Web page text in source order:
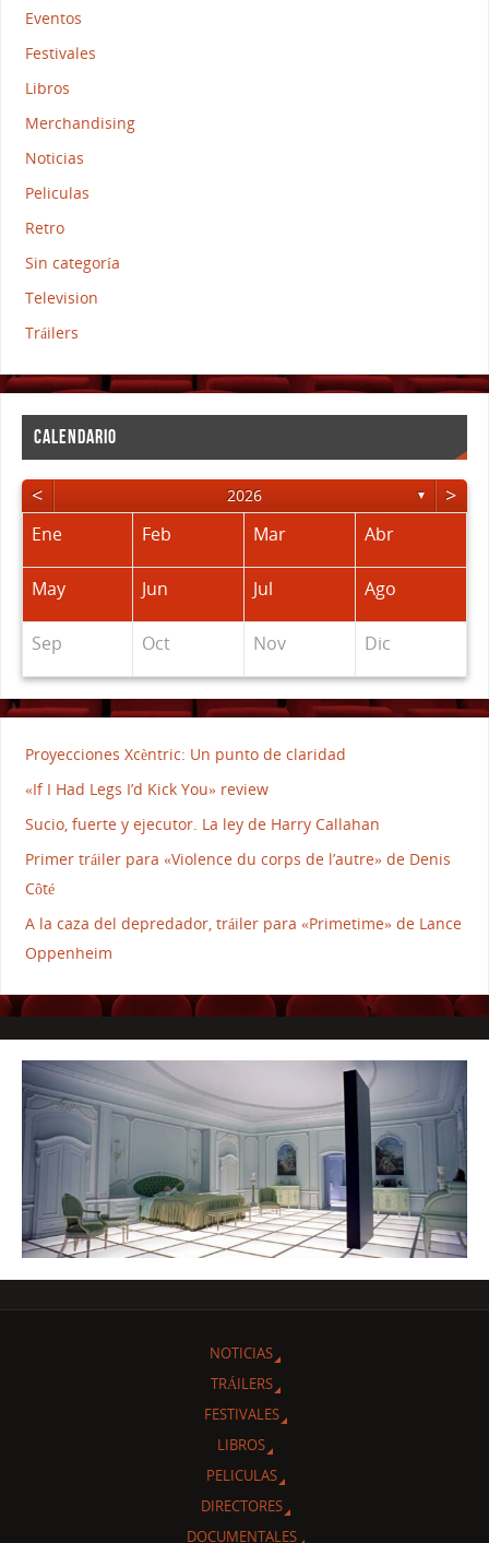
Eventos
Festivales
Libros
Merchandising
Noticias
Peliculas
Retro
Sin categoría
Television
Tráilers
CALENDARIO
< 2026 ▼ >
Ene Feb Mar Abr
May Jun Jul Ago
Sep Oct Nov Dic
Proyecciones Xcèntric: Un punto de claridad
«If I Had Legs I’d Kick You» review
Sucio, fuerte y ejecutor. La ley de Harry Callahan
Primer tráiler para «Violence du corps de l’autre» de Denis
Côté
A la caza del depredador, tráiler para «Primetime» de Lance
Oppenheim
NOTICIAS
TRÁILERS
FESTIVALES
LIBROS
PELICULAS
DIRECTORES
DOCUMENTALES